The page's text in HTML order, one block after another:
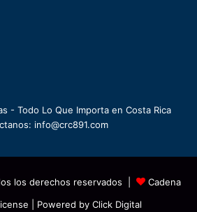
- Todo Lo Que Importa en Costa Rica
info@crc891.com
los derechos reservados |
Cadena
| Powered by Click Digital